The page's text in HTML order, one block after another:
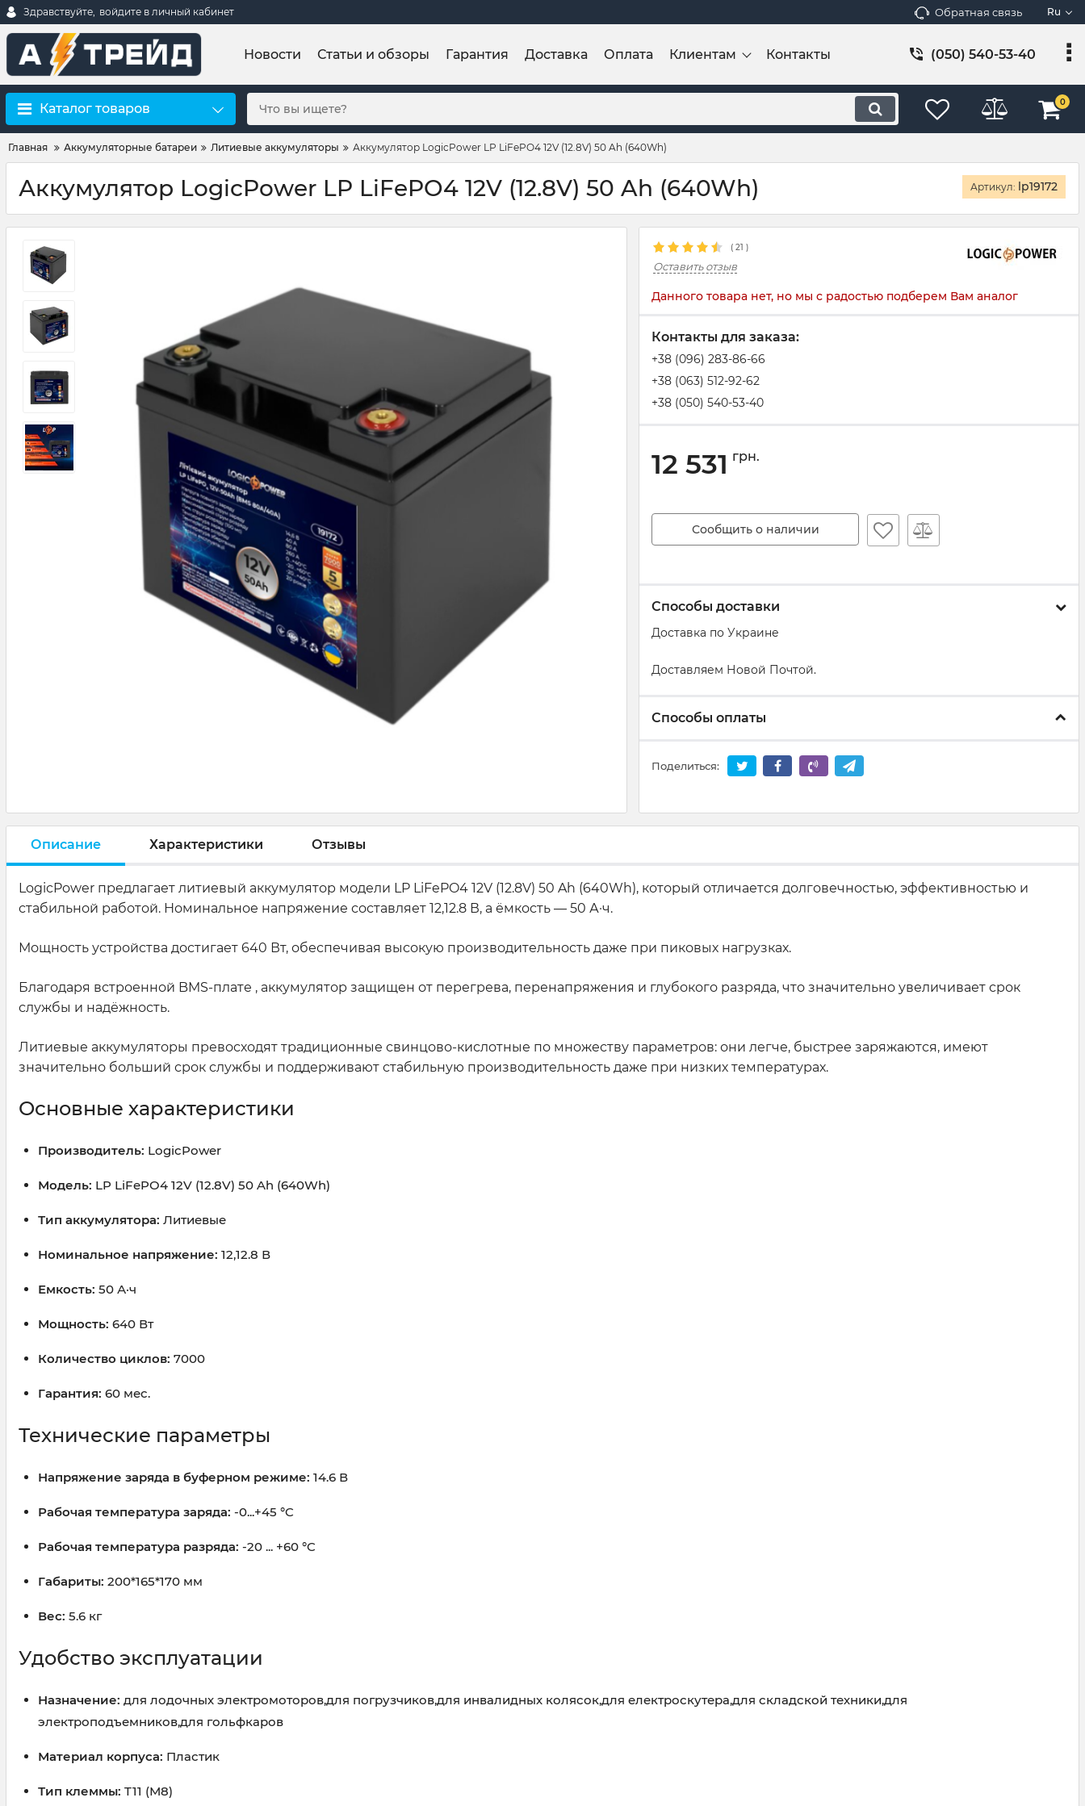
Здравствуйте, войдите в личный кабинет Обратная связь Ru
Новости Статьи и обзоры Гарантия Доставка Оплата Клиентам Контакты (050) 540-53-40
Каталог товаров 0
Главная Аккумуляторные батареи Литиевые аккумуляторы Аккумулятор LogicPower LP LiFePO4 12V (12.8V) 50 Ah (640Wh)
Аккумулятор LogicPower LP LiFePO4 12V (12.8V) 50 Ah (640Wh) Артикул: lp19172
( 21 )
Оставить отзыв
Данного товара нет, но мы с радостью подберем Вам аналог
Контакты для заказа:
+38 (096) 283-86-66
+38 (063) 512-92-62
+38 (050) 540-53-40
12 531 грн.
Сообщить о наличии
Способы доставки
Доставка по Украине
Доставляем Новой Почтой.
Способы оплаты
Поделиться:
Описание Характеристики Отзывы
LogicPower предлагает литиевый аккумулятор модели LP LiFePO4 12V (12.8V) 50 Ah (640Wh), который отличается долговечностью, эффективностью и
стабильной работой. Номинальное напряжение составляет 12,12.8 В, а ёмкость — 50 А·ч.
Мощность устройства достигает 640 Вт, обеспечивая высокую производительность даже при пиковых нагрузках.
Благодаря встроенной BMS-плате , аккумулятор защищен от перегрева, перенапряжения и глубокого разряда, что значительно увеличивает срок
службы и надёжность.
Литиевые аккумуляторы превосходят традиционные свинцово-кислотные по множеству параметров: они легче, быстрее заряжаются, имеют
значительно больший срок службы и поддерживают стабильную производительность даже при низких температурах.
Основные характеристики
Производитель: LogicPower
Модель: LP LiFePO4 12V (12.8V) 50 Ah (640Wh)
Тип аккумулятора: Литиевые
Номинальное напряжение: 12,12.8 В
Емкость: 50 А·ч
Мощность: 640 Вт
Количество циклов: 7000
Гарантия: 60 мес.
Технические параметры
Напряжение заряда в буферном режиме: 14.6 В
Рабочая температура заряда: -0...+45 °C
Рабочая температура разряда: -20 ... +60 °C
Габариты: 200*165*170 мм
Вес: 5.6 кг
Удобство эксплуатации
Назначение: для лодочных электромоторов,для погрузчиков,для инвалидных колясок,для електроскутера,для складской техники,для
электроподъемников,для гольфкаров
Материал корпуса: Пластик
Тип клеммы: T11 (М8)